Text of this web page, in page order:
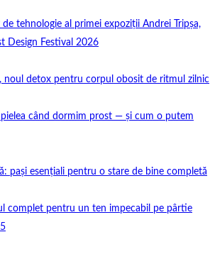
tehnologie al primei expoziții Andrei Tripșa,
Design Festival 2026
noul detox pentru corpul obosit de ritmul zilnic
când dormim prost — și cum o putem
pași esențiali pentru o stare de bine completă
complet pentru un ten impecabil pe pârtie